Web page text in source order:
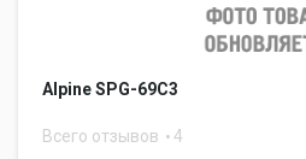
Alpine SPG-69C3
Всего отзывов 4